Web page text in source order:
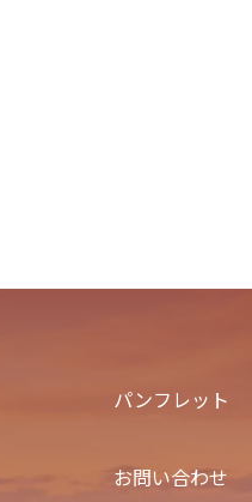
パンフレット
お問い合わせ